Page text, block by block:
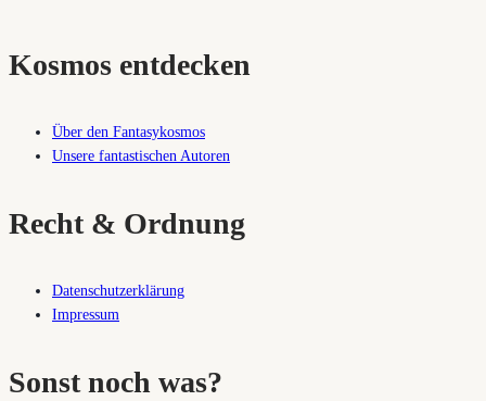
Kosmos entdecken
Über den Fantasykosmos
Unsere fantastischen Autoren
Recht & Ordnung
Datenschutzerklärung
Impressum
Sonst noch was?